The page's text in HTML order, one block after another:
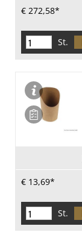
€ 272,58*
St.
€ 13,69*
St.